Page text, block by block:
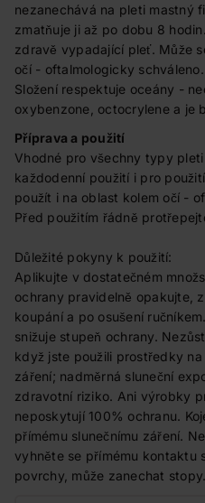
nezanechává na pleti mastný
zmatňuje ji až po dobu 8
zdravě vypadající pleť. Může
očí - oftalmologicky schváleno.
Složení respektuje oceány -
oxybenzone, octocrylene a je
Příprava a použití
Vhodné pro všechny typy
každodenní použití i pro
použít i na oblast kolem očí -
Před použitím řádně
Důležité pokyny k použití:
Aplikujte v dostatečném
ochrany pravidelně opakujte,
koupání a po osušení
snižuje stupeň ochrany.
když jste použili prostředky
záření; nadměrná sluneční
zdravotní riziko. Ani výrobky
neposkytují 100% ochranu.
přímému slunečnímu záření.
vyhněte se přímému kontaktu
povrchy, může zanechat